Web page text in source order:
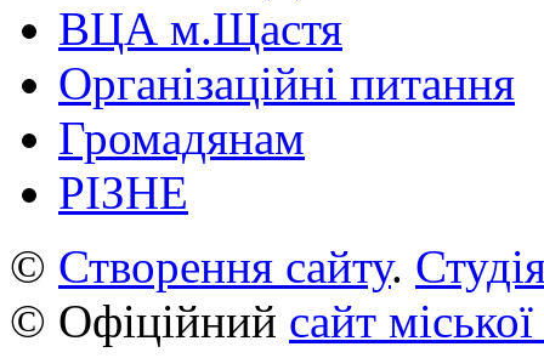
ВЦА м.Щастя
Організаційні питання
Громадянам
РІЗНЕ
© Створення сайту.
© Офіційний сайт